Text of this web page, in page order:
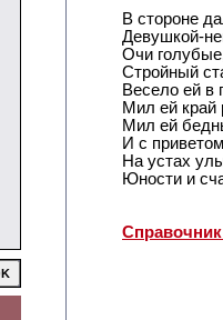
В стороне
Девушкой-
Очи
Стройный
Весело ей в
Мил ей
Мил ей
И с
На устах
Юности и